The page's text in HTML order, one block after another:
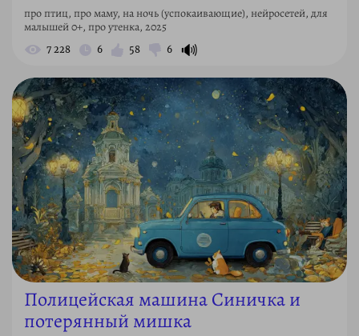
про птиц, про маму, на ночь (успокаивающие), нейросетей, для
малышей 0+, про утенка, 2025
7 228 6 58 6 🔊
Полицейская машина Синичка и
потерянный мишка